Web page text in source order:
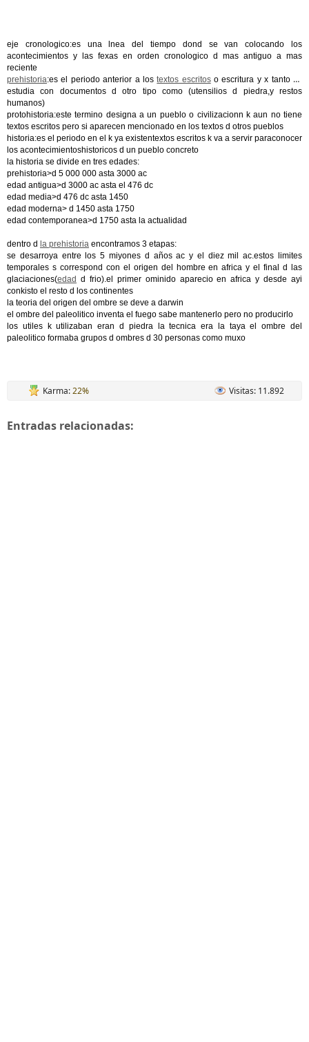
eje cronologico:es una lnea del tiempo dond se van colocando los
acontecimientos y las fexas en orden cronologico d mas antiguo a mas
reciente
prehistoria:es el periodo anterior a lostextos escritoso escritura y x tanto se
estudia con documentos d otro tipo como (utensilios d piedra,y restos
humanos)
protohistoria:este termino designa a un pueblo o civilizacionn k aun no tiene
textos escritos pero si aparecen mencionado en los textos d otros pueblos
historia:es el periodo en el k ya existentextos escritos k va a servir paraconocer
los acontecimientoshistoricos d un pueblo concreto
la historia se divide en tres edades:
prehistoria>d 5 000 000 asta 3000 ac
edad antigua>d 3000 ac asta el 476 dc
edad media>d 476 dc asta 1450
edad moderna> d 1450 asta 1750
edad contemporanea>d 1750 asta la actualidad
dentro d la prehistoria encontramos 3 etapas:
se desarroya entre los 5 miyones d años ac y el diez mil ac.estos limites
temporales s correspond con el origen del hombre en africa y el final d las
glaciaciones(edad d frio).el primer ominido aparecio en africa y desde ayi
conkisto el resto d los continentes
la teoria del origen del ombre se deve a darwin
el ombre del paleolitico inventa el fuego sabe mantenerlo pero no producirlo
los utiles k utilizaban eran d piedra la tecnica era la taya el ombre del
paleolitico formaba grupos d ombres d 30 personas como muxo
Karma:22% Visitas: 11.892
Entradas relacionadas: